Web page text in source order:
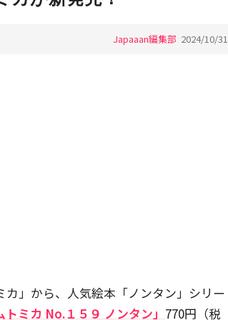
Japaaan編集部 2024/10/31
」から、人気絵本「ノンタン」シリー
トミカ No.１５９ ノンタン」 770円（税